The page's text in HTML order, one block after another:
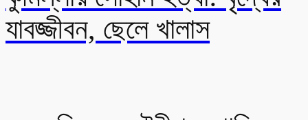
যাবজ্জীবন, ছেলে খালাস